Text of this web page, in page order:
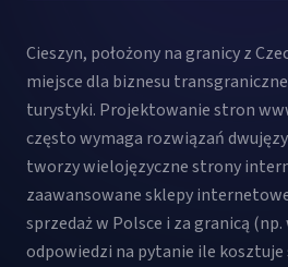
Cieszyn, położony na granicy z
miejsce dla biznesu
turystyki. Projektowanie stron
często wymaga rozwiązań
tworzy wielojęzyczne strony
zaawansowane sklepy
sprzedaż w Polsce i za granicą (np.
odpowiedzi na pytanie ile